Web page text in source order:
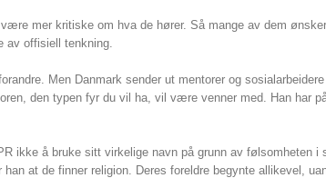
mer kritiske om hva de hører. Så mange av dem
av offisiell tenkning.
Men Danmark sender ut mentorer og
den typen fyr du vil ha, vil være venner med. Han har
ikke å bruke sitt virkelige navn på grunn av følsomheten
at de finner religion. Deres foreldre begynte allikevel,